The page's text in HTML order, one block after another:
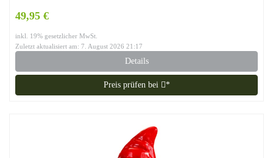
49,95 €
inkl. 19% gesetzlicher MwSt.
Zuletzt aktualisiert am: 7. August 2026 21:17
Details
Preis prüfen bei *